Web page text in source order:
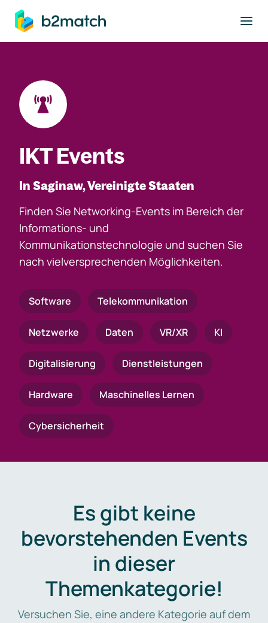
springen
IKT Events
In Saginaw, Vereinigte Staaten
Finden Sie Networking-Events im Bereich der
Informations- und
Kommunikationstechnologie und suchen Sie
nach vielversprechenden Möglichkeiten.
Software Telekommunikation
Netzwerke Daten VR/XR KI
Digitalisierung Dienstleistungen
Hardware Maschinelles Lernen
Cybersicherheit
Es gibt keine
bevorstehenden Events
in dieser
Themenkategorie!
Versuchen Sie, eine andere Kategorie auf dem